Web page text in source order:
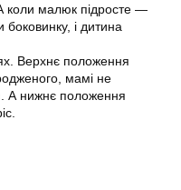
коли малюк підросте ―
і дитина
Верхнє положення
мамі не
А нижнє положення